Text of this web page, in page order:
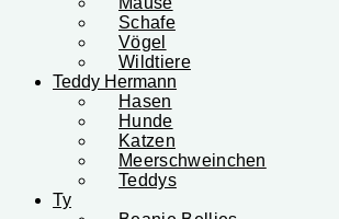
Schafe
Vögel
Wildtiere
Teddy Hermann
Hasen
Hunde
Katzen
Meerschweinchen
Teddys
Ty